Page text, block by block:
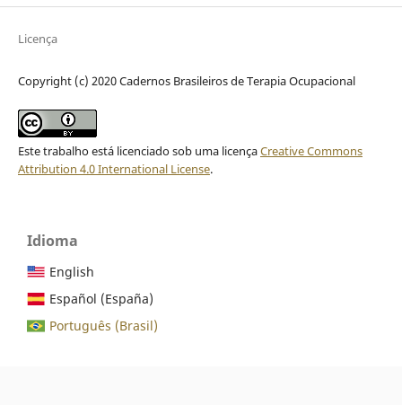
Licença
Copyright (c) 2020 Cadernos Brasileiros de Terapia Ocupacional
Este trabalho está licenciado sob uma licençaCreative Commons
Attribution 4.0 International License.
Idioma
English
Español (España)
Português (Brasil)